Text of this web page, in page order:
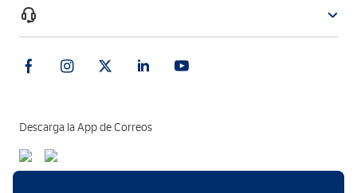
Descarga la App de Correos